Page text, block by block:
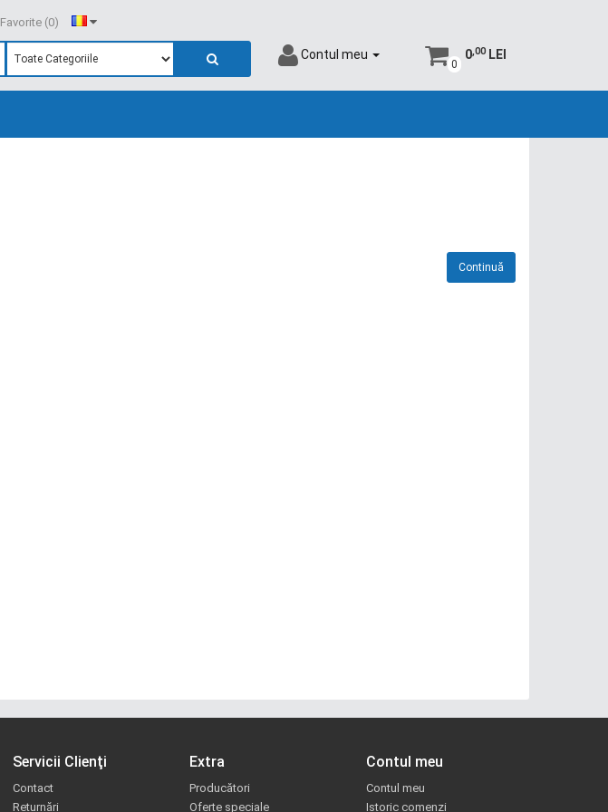
Favorite (0)
Contul meu
0
0,00LEI
Continuă
Servicii Clienţi
Contact
Returnări
Extra
Producători
Oferte speciale
Contul meu
Contul meu
Istoric comenzi